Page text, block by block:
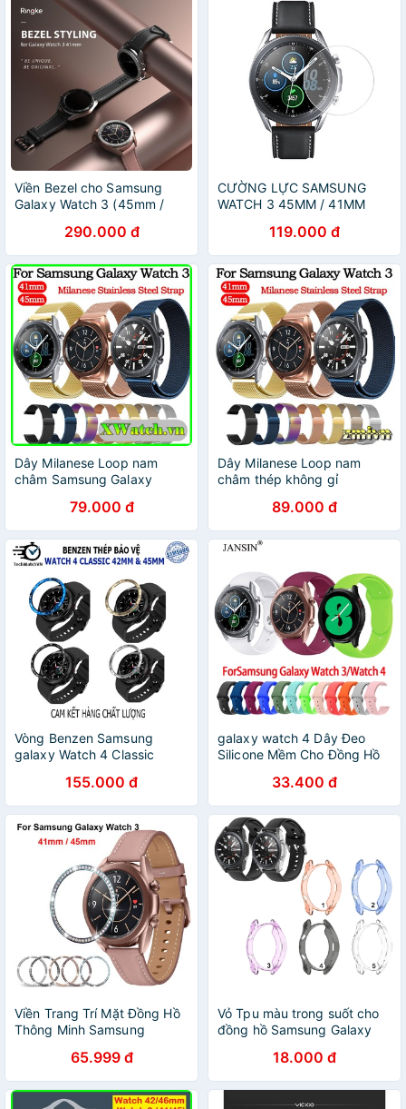
Viền Bezel cho Samsung
Galaxy Watch 3 (45mm /
290.000 đ
CƯỜNG LỰC SAMSUNG
WATCH 3 45MM / 41MM
119.000 đ
Dây Milanese Loop nam
châm Samsung Galaxy
79.000 đ
Dây Milanese Loop nam
châm thép không gỉ
41mm / 45mm89.000 đ
Vòng Benzen Samsung
galaxy Watch 4 Classic
41mm-45mm155.000 đ
galaxy watch 4 Dây Đeo
Silicone Mềm Cho Đồng Hồ
Galaxy Watch 4 3 41mm
45mm
33.400 đ
Viền Trang Trí Mặt Đồng Hồ
Thông Minh Samsung
65.999 đ
Vỏ Tpu màu trong suốt cho
đồng hồ Samsung Galaxy
18.000 đ